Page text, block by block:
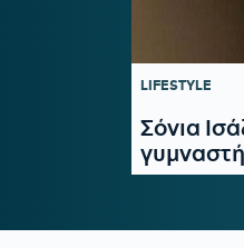
LIFESTYLE
Σόνια